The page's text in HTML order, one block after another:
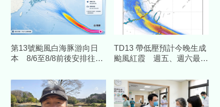
第13號颱風白海豚游向日
本 8/6至8/8前後安排往日
TD13 帶低壓預計今晚生成
颱風紅霞 週五、週六最靠